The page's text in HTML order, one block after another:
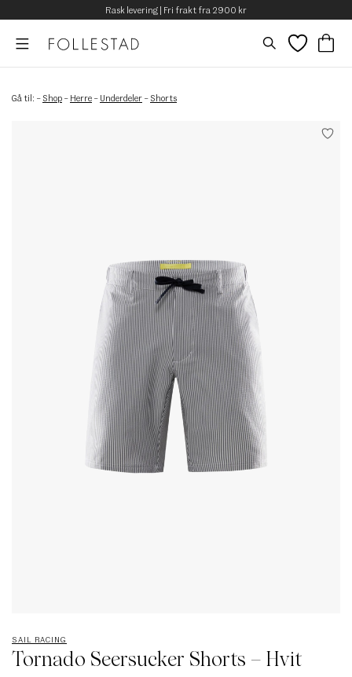
Rask levering | Fri frakt fra 2900 kr
Gå til: – Shop – Herre – Underdeler – Shorts
SAIL RACING
Tornado Seersucker Shorts – Hvit